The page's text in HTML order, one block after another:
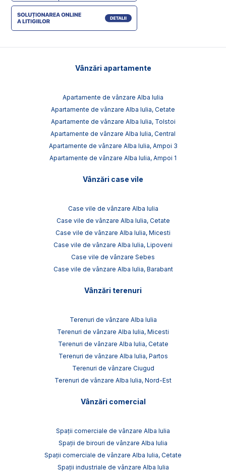
Vânzări apartamente
Apartamente de vânzare Alba Iulia
Apartamente de vânzare Alba Iulia, Cetate
Apartamente de vânzare Alba Iulia, Tolstoi
Apartamente de vânzare Alba Iulia, Central
Apartamente de vânzare Alba Iulia, Ampoi 3
Apartamente de vânzare Alba Iulia, Ampoi 1
Vânzări case vile
Case vile de vânzare Alba Iulia
Case vile de vânzare Alba Iulia, Cetate
Case vile de vânzare Alba Iulia, Micesti
Case vile de vânzare Alba Iulia, Lipoveni
Case vile de vânzare Sebes
Case vile de vânzare Alba Iulia, Barabant
Vânzări terenuri
Terenuri de vânzare Alba Iulia
Terenuri de vânzare Alba Iulia, Micesti
Terenuri de vânzare Alba Iulia, Cetate
Terenuri de vânzare Alba Iulia, Partos
Terenuri de vânzare Ciugud
Terenuri de vânzare Alba Iulia, Nord-Est
Vânzări comercial
Spații comerciale de vânzare Alba Iulia
Spații de birouri de vânzare Alba Iulia
Spații comerciale de vânzare Alba Iulia, Cetate
Spații industriale de vânzare Alba Iulia